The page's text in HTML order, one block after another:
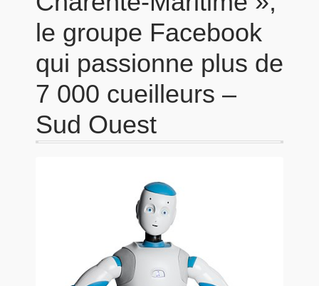
le groupe Facebook
qui passionne plus de
7 000 cueilleurs –
Sud Ouest